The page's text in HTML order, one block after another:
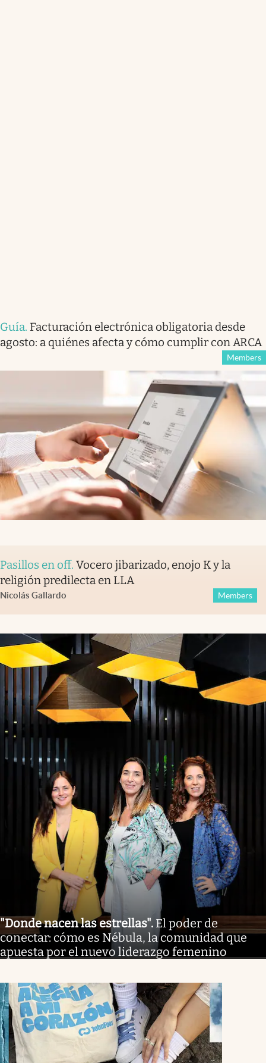
Guía. Facturación electrónica obligatoria desde
agosto: a quiénes afecta y cómo cumplir con ARCA
Members
Pasillos en off. Vocero jibarizado, enojo K y la
religión predilecta en LLA
Nicolás Gallardo Members
"Donde nacen las estrellas". El poder de
conectar: cómo es Nébula, la comunidad que
apuesta por el nuevo liderazgo femenino